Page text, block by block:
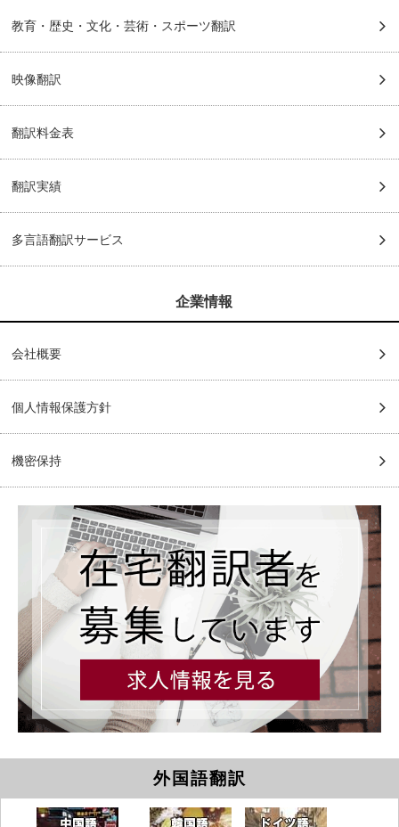
教育・歴史・文化・芸術・スポーツ翻訳
映像翻訳
翻訳料金表
翻訳実績
多言語翻訳サービス
企業情報
会社概要
個人情報保護方針
機密保持
外国語翻訳
中国語 韓国語